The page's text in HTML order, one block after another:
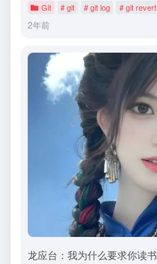
Git # git # git log # git revert
2年前
龙应台：我为什么要求你读书